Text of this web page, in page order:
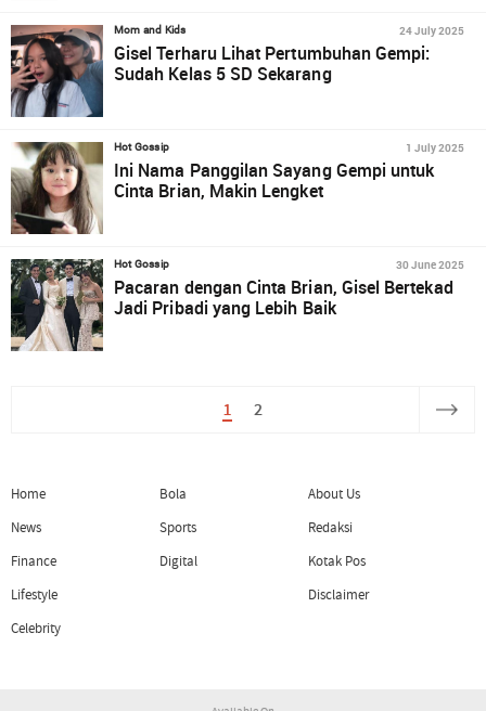
Mom and Kids 24 July 2025
Gisel Terharu Lihat Pertumbuhan Gempi:
Sudah Kelas 5 SD Sekarang
Hot Gossip 1 July 2025
Ini Nama Panggilan Sayang Gempi untuk
Cinta Brian, Makin Lengket
Hot Gossip 30 June 2025
Pacaran dengan Cinta Brian, Gisel Bertekad
Jadi Pribadi yang Lebih Baik
1 2
Home
News
Finance
Lifestyle
Celebrity
Bola
Sports
Digital
About Us
Redaksi
Kotak Pos
Disclaimer